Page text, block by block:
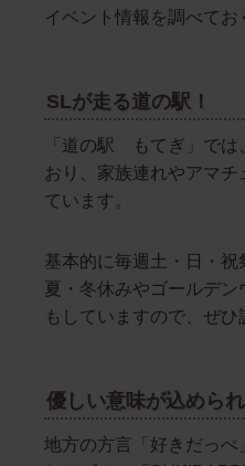
イベント情報を調べてお
SLが走る道の駅！
「道の駅 もてぎ」では
おり、家族連れやアマ
ています。
基本的に毎週土・日・祝
夏・冬休みやゴールデ
もしていますので、ぜひ
優しい意味が込めら
地方の方言「好きだっ